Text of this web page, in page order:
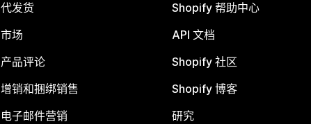
代发货
市场
产品评论
增销和捆绑销售
电子邮件营销
Shopify 帮助中心
API 文档
Shopify 社区
Shopify 博客
研究